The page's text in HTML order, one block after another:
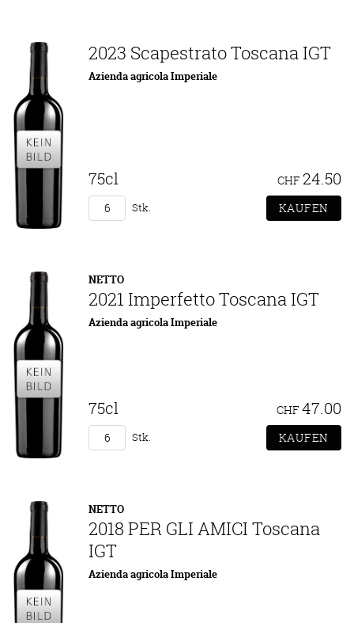
2023 Scapestrato Toscana IGT
Azienda agricola Imperiale
75cl CHF 24.50
Stk.
NETTO
2021 Imperfetto Toscana IGT
Azienda agricola Imperiale
75cl CHF 47.00
Stk.
NETTO
2018 PER GLI AMICI Toscana
IGT
Azienda agricola Imperiale